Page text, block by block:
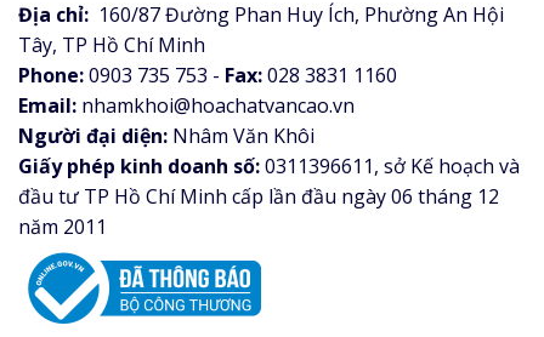
Địa chỉ: 160/87 Đường Phan Huy Ích, Phường An Hội
Tây, TP Hồ Chí Minh
Phone:0903 735 753 - Fax:028 3831 1160
Email: nhamkhoi@hoachatvancao.vn
Người đại diện: Nhâm Văn Khôi
Giấy phép kinh doanh số:0311396611, sở Kế hoạch và
đầu tư TP Hồ Chí Minh cấp lần đầu ngày 06 tháng 12
năm 2011